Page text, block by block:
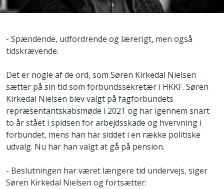
- Spændende, udfordrende og lærerigt, men også
tidskrævende.
Det er nogle af de ord, som Søren Kirkedal Nielsen
sætter på sin tid som forbundssekretær i HKKF. Søren
Kirkedal Nielsen blev valgt på fagforbundets
repræsentantskabsmøde i 2021 og har igennem snart
to år stået i spidsen for arbejdsskade og hvervning i
forbundet, mens han har siddet i en række politiske
udvalg. Nu har han valgt at gå på pension.
- Beslutningen har været længere tid undervejs, siger
Søren Kirkedal Nielsen og fortsætter: